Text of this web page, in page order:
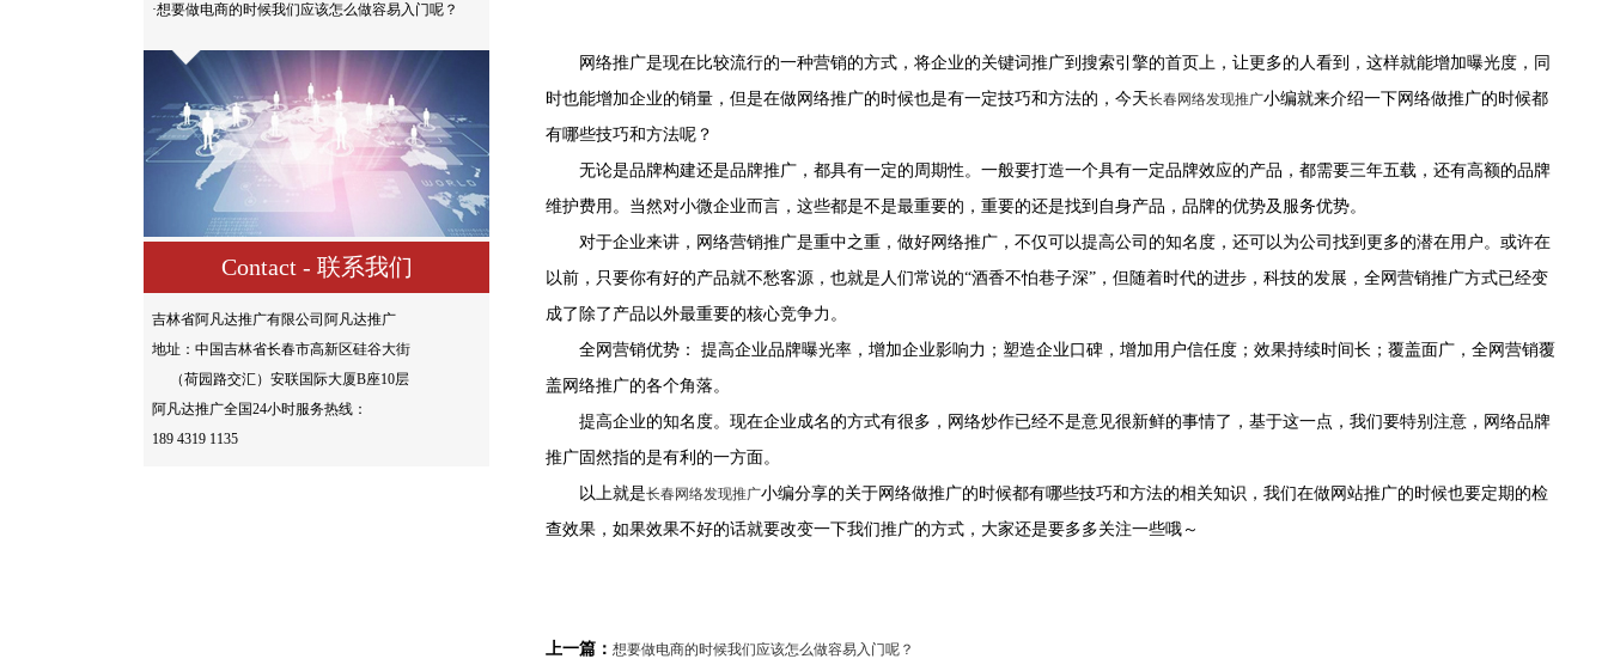
·想要做电商的时候我们应该怎么做容易入门呢？
Contact - 联系我们
吉林省阿凡达推广有限公司阿凡达推广
地址：中国吉林省长春市高新区硅谷大街
（荷园路交汇）安联国际大厦B座10层
阿凡达推广全国24小时服务热线：
189 4319 1135
网络推广是现在比较流行的一种营销的方式，将企业的关键词推广到搜索引擎的首页上，让更多的人看到，这样就能增加曝光度，同
时也能增加企业的销量，但是在做网络推广的时候也是有一定技巧和方法的，今天长春网络发现推广小编就来介绍一下网络做推广的时候都
有哪些技巧和方法呢？
无论是品牌构建还是品牌推广，都具有一定的周期性。一般要打造一个具有一定品牌效应的产品，都需要三年五载，还有高额的品牌
维护费用。当然对小微企业而言，这些都是不是最重要的，重要的还是找到自身产品，品牌的优势及服务优势。
对于企业来讲，网络营销推广是重中之重，做好网络推广，不仅可以提高公司的知名度，还可以为公司找到更多的潜在用户。或许在
以前，只要你有好的产品就不愁客源，也就是人们常说的“酒香不怕巷子深”，但随着时代的进步，科技的发展，全网营销推广方式已经变
成了除了产品以外最重要的核心竞争力。
全网营销优势： 提高企业品牌曝光率，增加企业影响力；塑造企业口碑，增加用户信任度；效果持续时间长；覆盖面广，全网营销覆
盖网络推广的各个角落。
提高企业的知名度。现在企业成名的方式有很多，网络炒作已经不是意见很新鲜的事情了，基于这一点，我们要特别注意，网络品牌
推广固然指的是有利的一方面。
以上就是长春网络发现推广小编分享的关于网络做推广的时候都有哪些技巧和方法的相关知识，我们在做网站推广的时候也要定期的检
查效果，如果效果不好的话就要改变一下我们推广的方式，大家还是要多多关注一些哦～
上一篇： 想要做电商的时候我们应该怎么做容易入门呢？